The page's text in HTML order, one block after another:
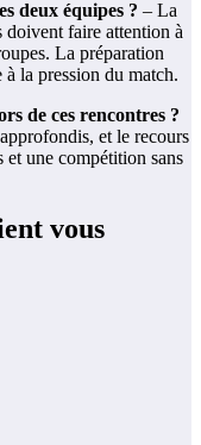
deux équipes ? – La
doivent faire attention à
La préparation
la pression du match.
de ces rencontres ?
et le recours
une compétition sans
vous